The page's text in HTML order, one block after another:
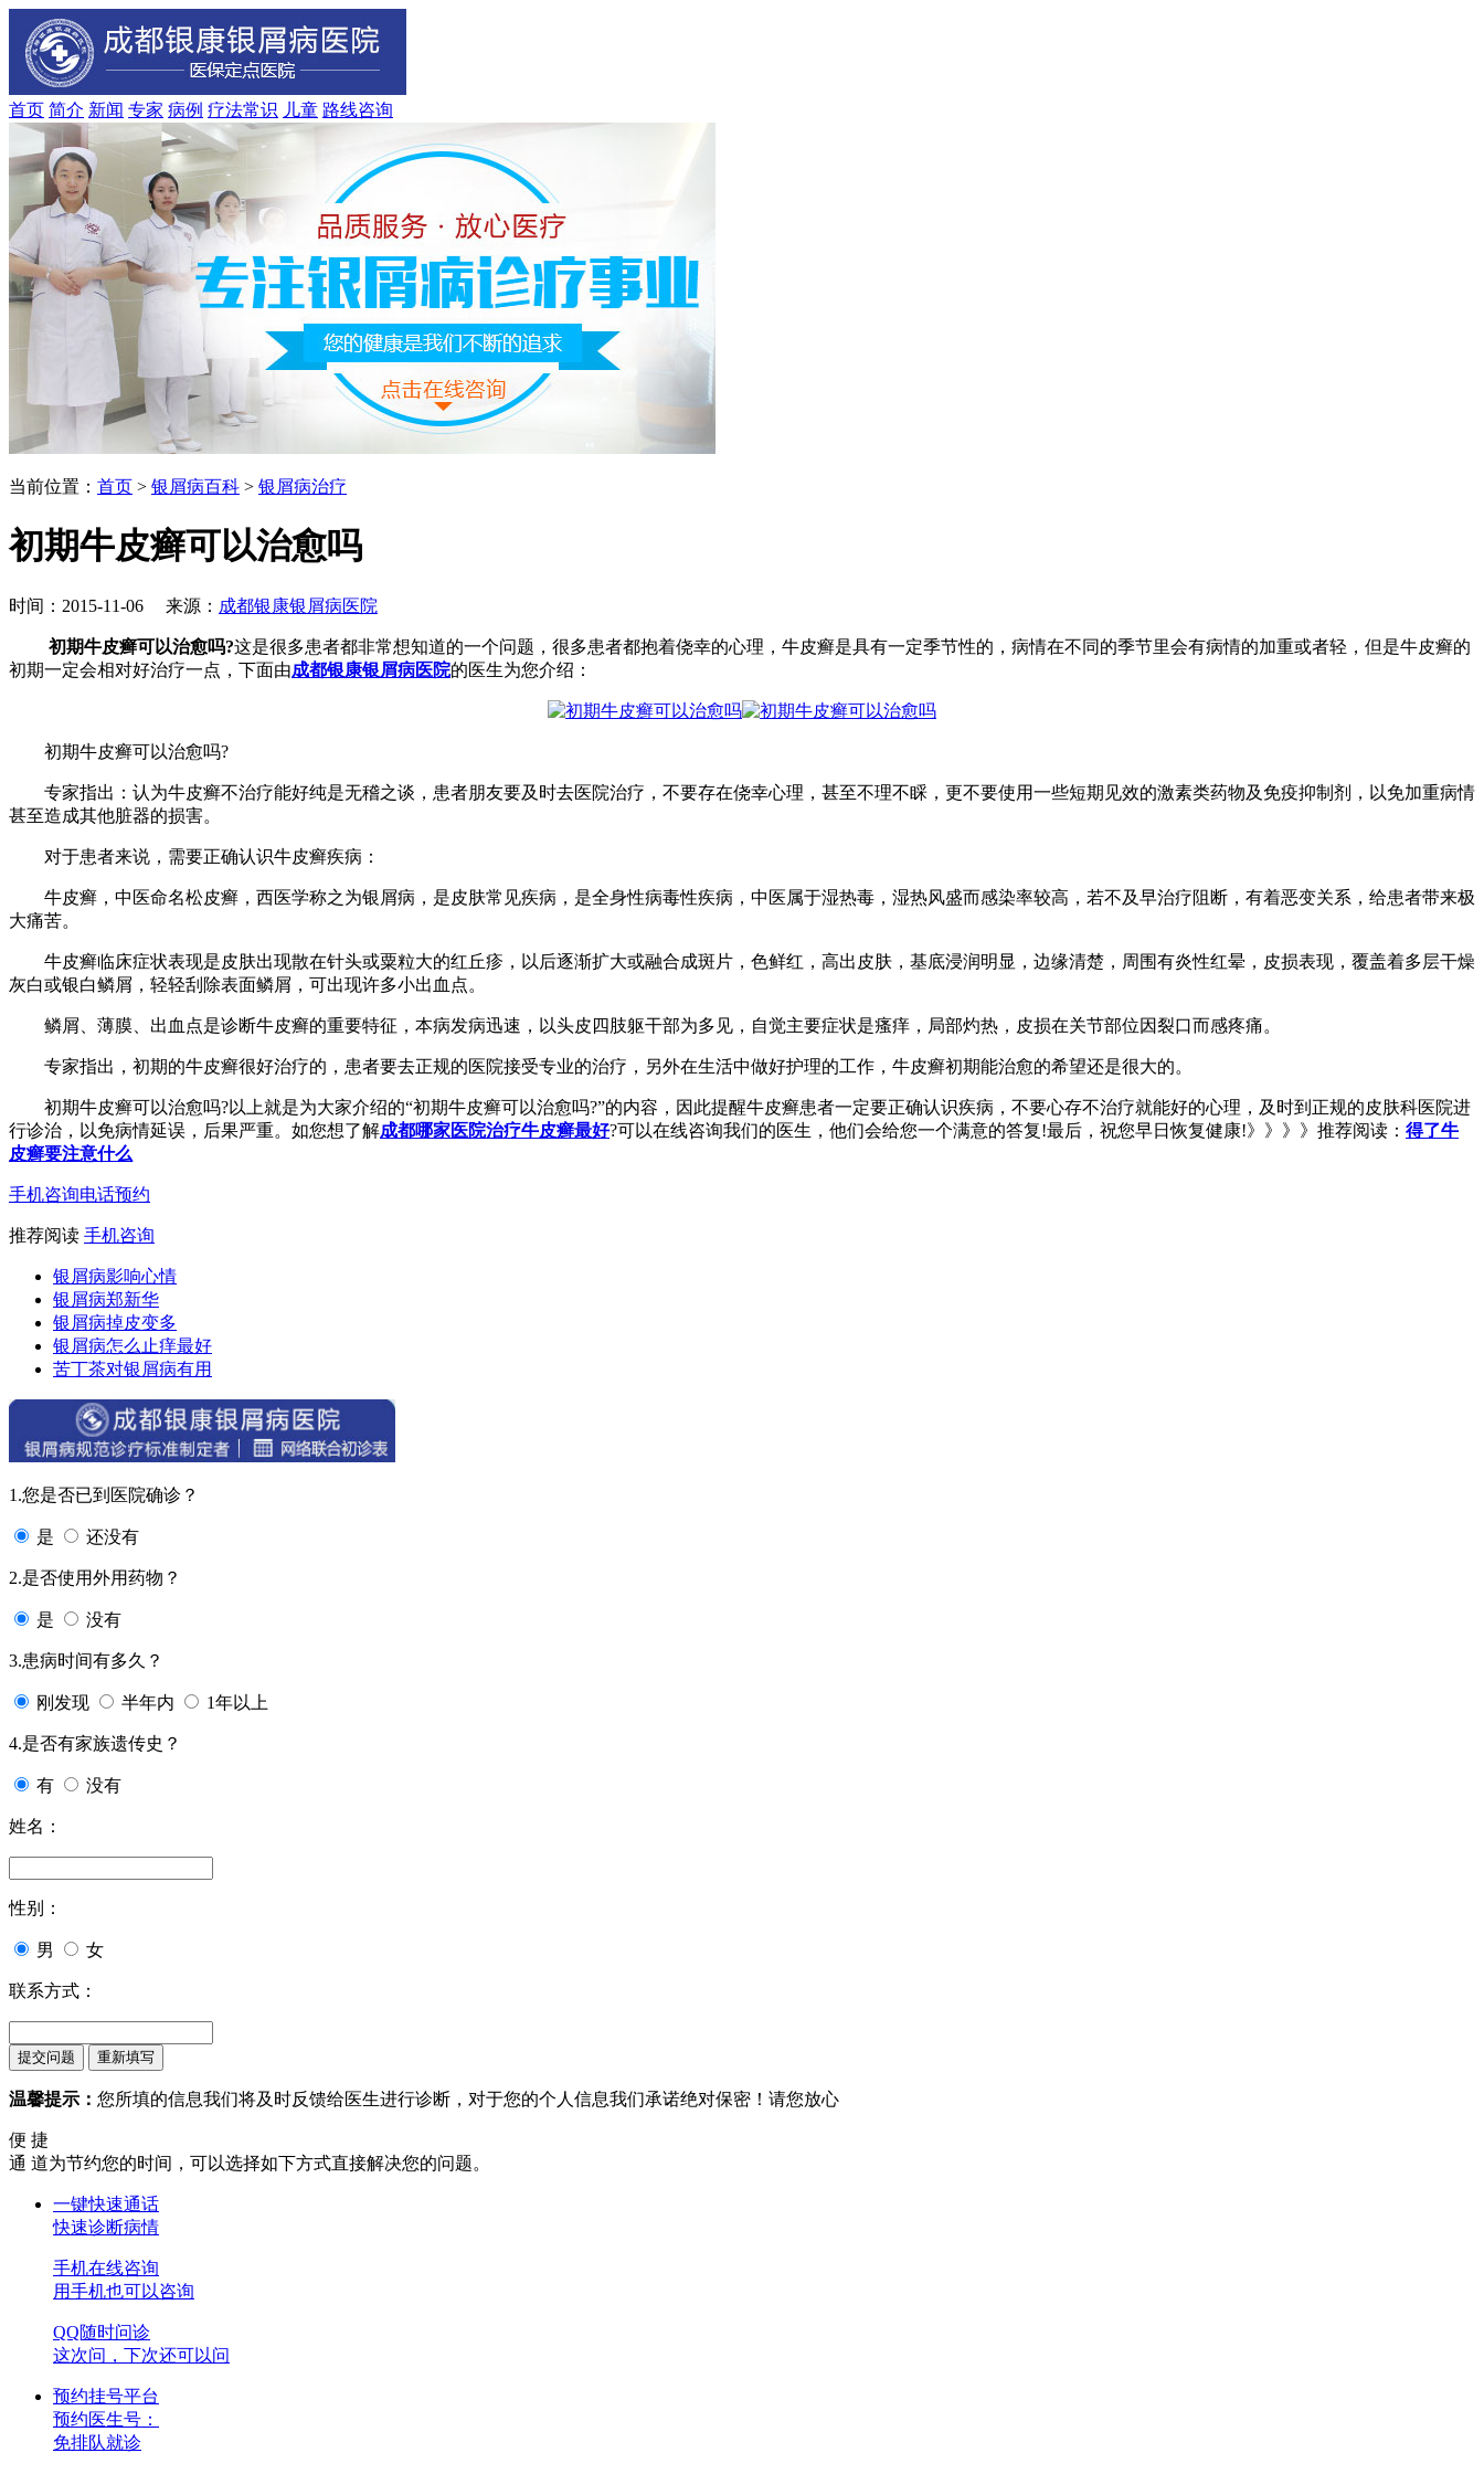
首页 简介 新闻 专家 病例 疗法常识 儿童 路线咨询
当前位置： 首页 > 银屑病百科 > 银屑病治疗
初期牛皮癣可以治愈吗
时间：2015-11-06 来源： 成都银康银屑病医院
初期牛皮癣可以治愈吗?这是很多患者都非常想知道的一个问题，很多患者都抱着侥幸的心理，牛皮癣是具有一定季节性的，病情在不同的季节里会有病情的加重或者轻，但是牛皮癣的
初期一定会相对好治疗一点，下面由成都银康银屑病医院的医生为您介绍：
初期牛皮癣可以治愈吗?
专家指出：认为牛皮癣不治疗能好纯是无稽之谈，患者朋友要及时去医院治疗，不要存在侥幸心理，甚至不理不睬，更不要使用一些短期见效的激素类药物及免疫抑制剂，以免加重病情
甚至造成其他脏器的损害。
对于患者来说，需要正确认识牛皮癣疾病：
牛皮癣，中医命名松皮癣，西医学称之为银屑病，是皮肤常见疾病，是全身性病毒性疾病，中医属于湿热毒，湿热风盛而感染率较高，若不及早治疗阻断，有着恶变关系，给患者带来极
大痛苦。
牛皮癣临床症状表现是皮肤出现散在针头或粟粒大的红丘疹，以后逐渐扩大或融合成斑片，色鲜红，高出皮肤，基底浸润明显，边缘清楚，周围有炎性红晕，皮损表现，覆盖着多层干燥
灰白或银白鳞屑，轻轻刮除表面鳞屑，可出现许多小出血点。
鳞屑、薄膜、出血点是诊断牛皮癣的重要特征，本病发病迅速，以头皮四肢躯干部为多见，自觉主要症状是瘙痒，局部灼热，皮损在关节部位因裂口而感疼痛。
专家指出，初期的牛皮癣很好治疗的，患者要去正规的医院接受专业的治疗，另外在生活中做好护理的工作，牛皮癣初期能治愈的希望还是很大的。
初期牛皮癣可以治愈吗?以上就是为大家介绍的“初期牛皮癣可以治愈吗?”的内容，因此提醒牛皮癣患者一定要正确认识疾病，不要心存不治疗就能好的心理，及时到正规的皮肤科医院进
行诊治，以免病情延误，后果严重。如您想了解成都哪家医院治疗牛皮癣最好?可以在线咨询我们的医生，他们会给您一个满意的答复!最后，祝您早日恢复健康!》》》》推荐阅读： 得了牛
皮癣要注意什么
手机咨询电话预约
推荐阅读 手机咨询
银屑病影响心情
银屑病郑新华
银屑病掉皮变多
银屑病怎么止痒最好
苦丁茶对银屑病有用
1.您是否已到医院确诊？
是 还没有
2.是否使用外用药物？
是 没有
3.患病时间有多久？
刚发现 半年内 1年以上
4.是否有家族遗传史？
有 没有
姓名：
性别：
男 女
联系方式：
温馨提示： 您所填的信息我们将及时反馈给医生进行诊断，对于您的个人信息我们承诺绝对保密！请您放心
便 捷
通 道为节约您的时间，可以选择如下方式直接解决您的问题。
一键快速通话
快速诊断病情
手机在线咨询
用手机也可以咨询
QQ随时问诊
这次问，下次还可以问
预约挂号平台
预约医生号：
免排队就诊